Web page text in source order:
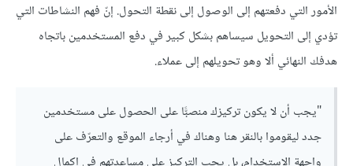
الأمور التي دفعتهم إلى الوصول إلى نقطة التحول. إنّ فهم النشاطات التي
تؤدي إلى التحويل سيساهم بشكل كبير في دفع المستخدمين باتجاه
هدفك النهائي ألا وهو تحويلهم إلى عملاء.
"يجب أن لا يكون تركيزك منصبًّا على الحصول على مستخدمين
جدد ليقوموا بالنقر هنا وهناك في أرجاء الموقع والتعرّف على